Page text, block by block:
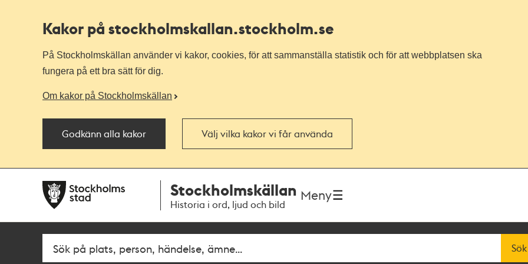
Kakor på stockholmskallan.stockholm.se
På Stockholmskällan använder vi kakor, cookies, för att sammanställa statistik och för att webbplatsen ska
fungera på ett bra sätt för dig.
Om kakor på Stockholmskällan
Godkänn alla kakor Välj vilka kakor vi får använda
navigationen
huvudinnehållet
Stockholmskällan
Historia i ord, ljud och bild
Meny
Fritextsök Sök